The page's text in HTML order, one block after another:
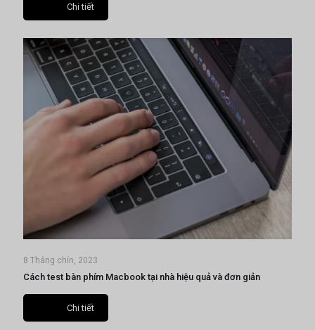
Chi tiết
8 Tháng chín, 2023
Cách test bàn phím Macbook tại nhà hiệu quả và đơn giản
Chi tiết